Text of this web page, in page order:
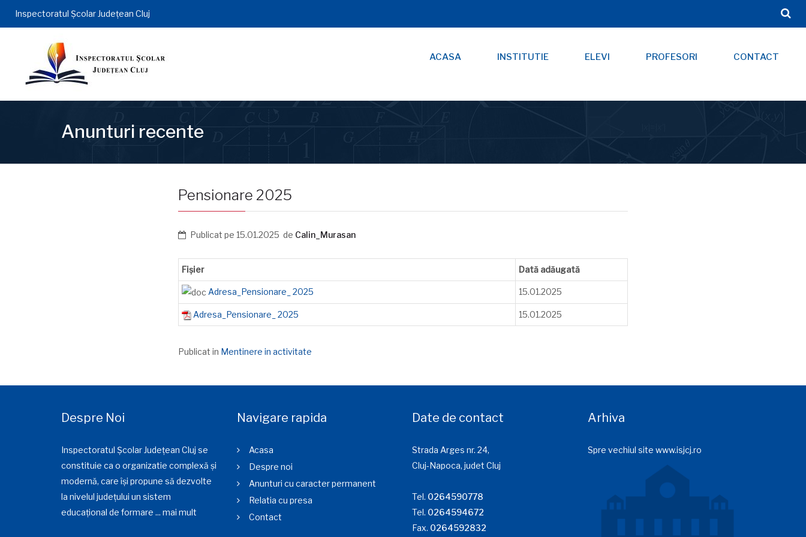
Inspectoratul Şcolar Județean Cluj
ACASA INSTITUTIE ELEVI PROFESORI CONTACT
Anunturi recente
Pensionare 2025
Publicat pe 15.01.2025 de Calin_Murasan
Fișier Dată adăugată
Adresa_Pensionare_ 2025 15.01.2025
Adresa_Pensionare_ 2025 15.01.2025
Publicat in Mentinere in activitate
Despre Noi
Inspectoratul Școlar Județean Cluj se
constituie ca o organizatie complexă și
modernă, care își propune să dezvolte
la nivelul județului un sistem
educațional de formare ... mai mult
Navigare rapida
Acasa
Despre noi
Anunturi cu caracter permanent
Relatia cu presa
Contact
Date de contact
Strada Arges nr. 24,
Cluj-Napoca, judet Cluj
Tel. 0264590778
Tel. 0264594672
Fax. 0264592832
Arhiva
Spre vechiul site www.isjcj.ro